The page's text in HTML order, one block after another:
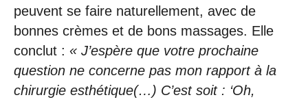
peuvent se faire naturellement, avec de
bonnes crèmes et de bons massages. Elle
conclut : « J’espère que votre prochaine
question ne concerne pas mon rapport à la
chirurgie esthétique(…) C’est soit : ‘Oh,